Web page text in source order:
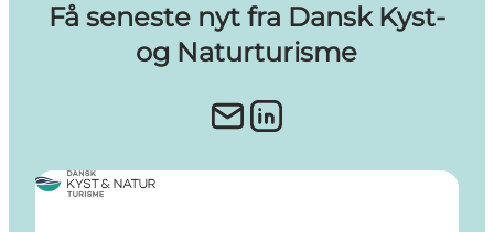
Få seneste nyt fra Dansk Kyst-
og Naturturisme